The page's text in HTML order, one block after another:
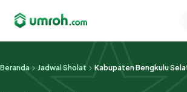
Beranda Jadwal Sholat Kabupaten Bengkulu